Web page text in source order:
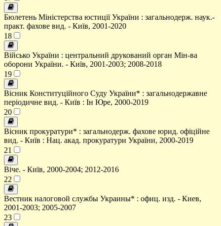
Бюлетень Міністерства юстиції України : загальнодерж. наук.-
практ. фахове вид. - Київ, 2001-2020
18
Військо України : центральний друкований орган Мін-ва
оборони України. - Київ, 2001-2003; 2008-2018
19
Вісник Конституційного Суду України* : загальнодержавне
періодичне вид. - Київ : Ін Юре, 2000-2019
20
Вісник прокуратури* : загальнодерж. фахове юрид. офіційне
вид. - Київ : Нац. акад. прокуратури України, 2000-2019
21
Віче. - Київ, 2000-2004; 2012-2016
22
Вестник налоговой службы Украины* : офиц. изд. - Киев,
2001-2003; 2005-2007
23